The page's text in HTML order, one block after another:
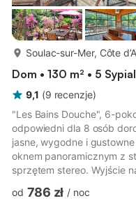
Soulac-sur-Mer, Côte
Dom • 130 m² • 5
9,1 (9 recenzje)
"Les Bains Douche", 6-
odpowiedni dla 8 osób
jasne, wygodne i
oknem panoramicznym z
sprzętem stereo. Wyjście
2 łóżkami (90 cm, o
od 786 zł / noc